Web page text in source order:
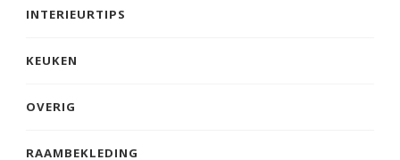
INTERIEURTIPS
KEUKEN
OVERIG
RAAMBEKLEDING